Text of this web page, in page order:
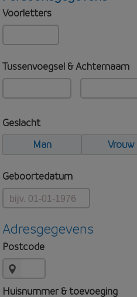
Voorletters
Tussenvoegsel & Achternaam
Geslacht
Man
Vrouw
Geboortedatum
Adresgegevens
Postcode
Huisnummer & toevoeging